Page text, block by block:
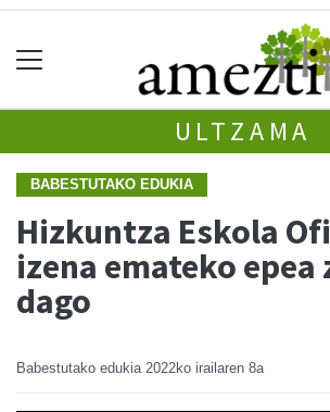
ULTZAMA
BABESTUTAKO EDUKIA
Hizkuntza Eskola
izena emateko
dago
Babestutako edukia 2022ko irailaren 8a